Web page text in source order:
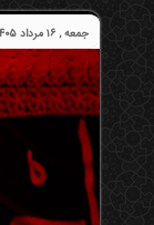
جمعه , ۱۶ مرداد ۱۴۰۵